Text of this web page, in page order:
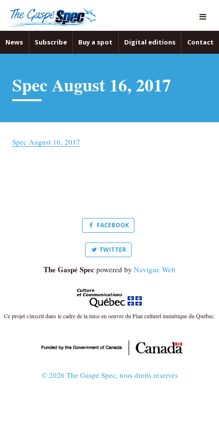
News Subscribe Buy a spot Digital editions Contact
Spec August 16, 2017
Spec August 16, 2017
FACEBOOK
TWITTER
The Gaspé Spec powered by Navigue Web
Ce projet s'inscrit dans le cadre de la mise en oeuvre du Plan culturel numérique du Québec.
© 2026 The Gaspé Spec, tous droits réservés